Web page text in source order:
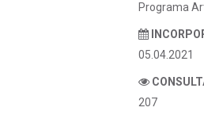
Programa
05.04.2021
207